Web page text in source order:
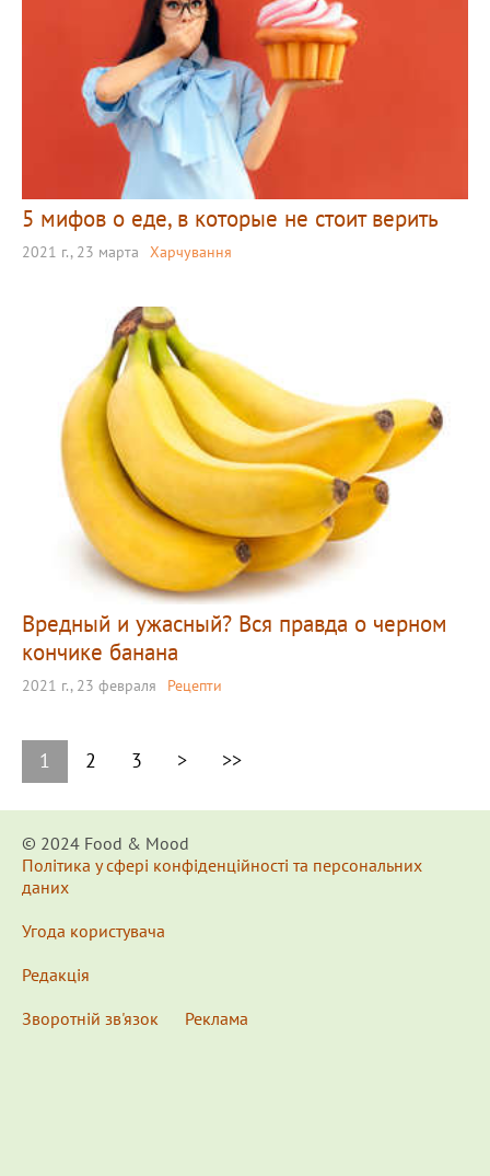
5 мифов о еде, в которые не стоит верить
2021 г., 23 марта Харчування
Вредный и ужасный? Вся правда о черном
кончике банана
2021 г., 23 февраля Рецепти
1 2 3 > >>
© 2024 Food & Мood
Політика у сфері конфіденційності та персональних
даних
Угода користувача
Редакція
Зворотній зв'язок
Реклама